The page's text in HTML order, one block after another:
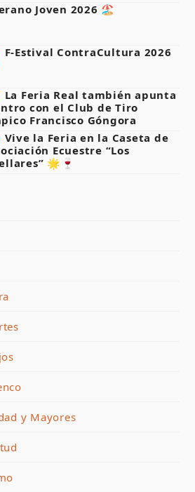
Joven 2026 🏖️
F-Estival ContraCultura 2026
La Feria Real también apunta
con el Club de Tiro
Francisco Góngora
Vive la Feria en la Caseta de
Ecuestre “Los
🌟🍷
y Mayores